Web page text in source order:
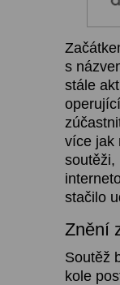
s
stále
více jak
soutěži,
stačilo
Znění
Soutěž
kole